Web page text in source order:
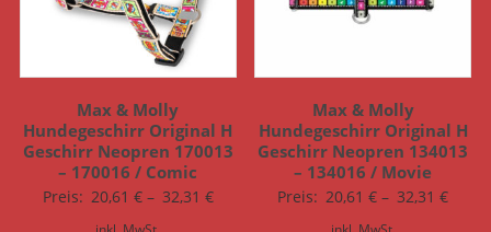
Max & Molly
Hundegeschirr Original H
Geschirr Neopren 170013
– 170016 / Comic
Preis: 20,61 €– 32,31 €
Max & Molly
Hundegeschirr Original H
Geschirr Neopren 134013
– 134016 / Movie
Preis: 20,61€ – 32,31€